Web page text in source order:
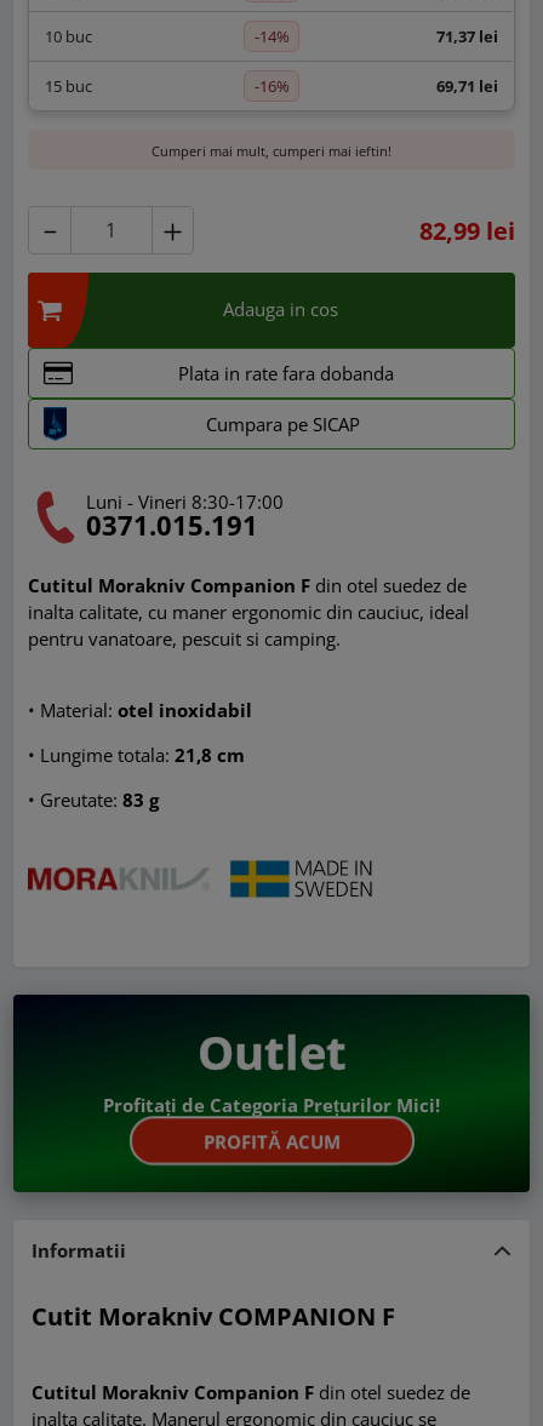
10 buc -14% 71,37 lei
15 buc -16% 69,71 lei
Cumperi mai mult, cumperi mai ieftin!
82,99 lei
Adauga in cos
Plata in rate fara dobanda
Cumpara pe SICAP
Luni - Vineri 8:30-17:00
0371.015.191
Cutitul Morakniv Companion F din otel suedez de
inalta calitate, cu maner ergonomic din cauciuc, ideal
pentru vanatoare, pescuit si camping.
• Material:otel inoxidabil
• Lungime totala:21,8 cm
• Greutate:83 g
Outlet
Profitați de Categoria Prețurilor Mici!
PROFITĂ ACUM
Informatii
Cutit Morakniv COMPANION F
Cutitul Morakniv Companion F din otel suedez de
inalta calitate. Manerul ergonomic din cauciuc se